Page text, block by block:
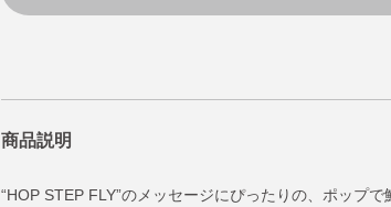
商品説明
“HOP STEP FLY”のメッセージにぴったりの、ポップで